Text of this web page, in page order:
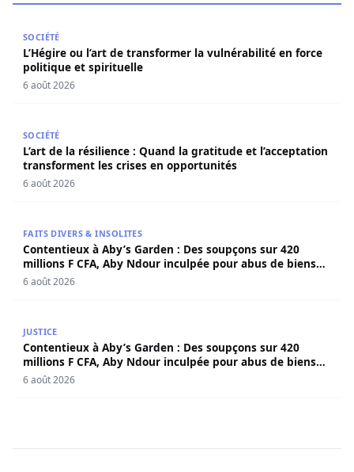
SOCIÉTÉ
L’Hégire ou l’art de transformer la vulnérabilité en force
politique et spirituelle
6 août 2026
SOCIÉTÉ
L’art de la résilience : Quand la gratitude et l’acceptation
transforment les crises en opportunités
6 août 2026
FAITS DIVERS & INSOLITES
Contentieux à Aby’s Garden : Des soupçons sur 420
millions F CFA, Aby Ndour inculpée pour abus de biens
sociaux
6 août 2026
JUSTICE
Contentieux à Aby’s Garden : Des soupçons sur 420
millions F CFA, Aby Ndour inculpée pour abus de biens
sociaux
6 août 2026